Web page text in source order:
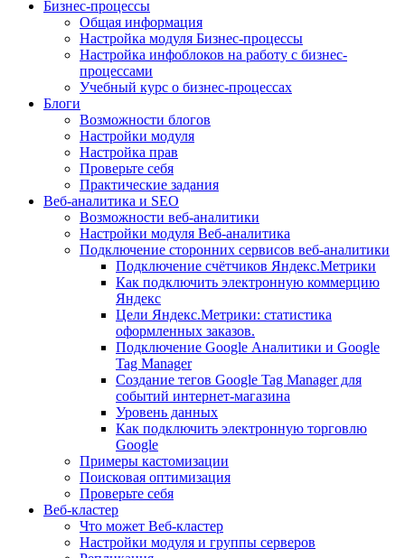
Бизнес-процессы
Общая информация
Настройка модуля Бизнес-процессы
Настройка инфоблоков на работу с бизнес-
процессами
Учебный курс о бизнес-процессах
Блоги
Возможности блогов
Настройки модуля
Настройка прав
Проверьте себя
Практические задания
Веб-аналитика и SEO
Возможности веб-аналитики
Настройки модуля Веб-аналитика
Подключение сторонних сервисов веб-аналитики
Подключение счётчиков Яндекс.Метрики
Как подключить электронную коммерцию
Яндекс
Цели Яндекс.Метрики: статистика
оформленных заказов.
Подключение Google Аналитики и Google
Tag Manager
Создание тегов Google Tag Manager для
событий интернет-магазина
Уровень данных
Как подключить электронную торговлю
Google
Примеры кастомизации
Поисковая оптимизация
Проверьте себя
Веб-кластер
Что может Веб-кластер
Настройки модуля и группы серверов